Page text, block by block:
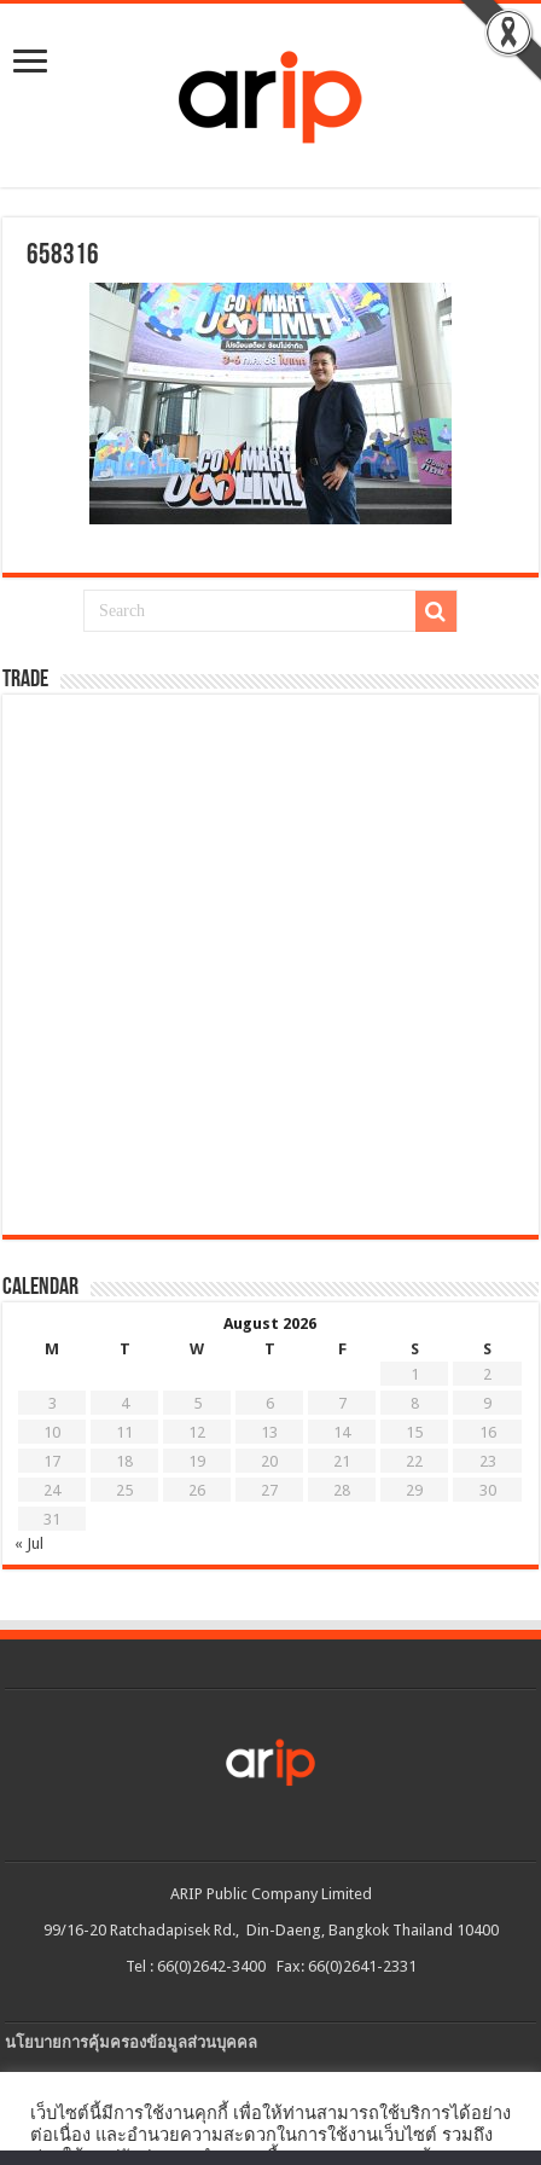
658316
TRADE
Calendar
August 2026
M
T W T F S
S
1
2
3
4 5 6 7 8
9
10
11 12 13 14 15
16
17
18 19 20 21 22
23
24
25 26 27 28 29
30
31
« Jul
ARIP Public Company Limited
99/16-20 Ratchadapisek Rd., Din-Daeng, Bangkok Thailand 10400
Tel : 66(0)2642-3400 Fax: 66(0)2641-2331
นโยบายการคุ้มครองข้อมูลส่วนบุคคล
นโยบายการใช้คกกี้
เว็บไซต์นี้มีการใช้งานคุกกี้ เพื่อให้ท่านสามารถใช้บริการได้อย่าง
ต่อเนื่อง และอำนวยความสะดวกในการใช้งานเว็บไซต์ รวมถึง
ช่วยให้เราปรับปรุงการนำเสนอเนื้อหาตรงตามความต้องการ